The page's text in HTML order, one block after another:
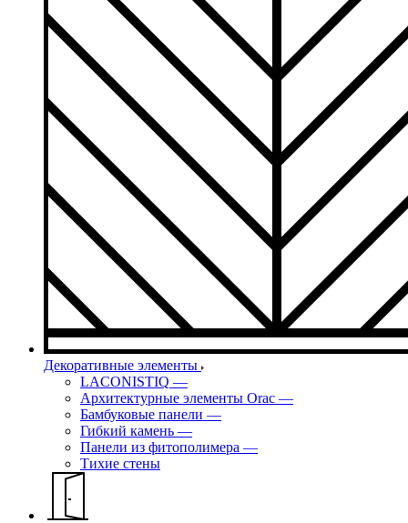
Декоративные элементы
LACONISTIQ —
Архитектурные элементы Orac —
Бамбуковые панели —
Гибкий камень —
Панели из фитополимера —
Тихие стены